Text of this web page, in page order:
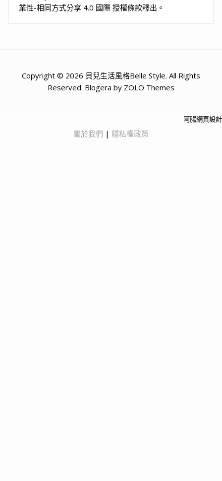
業性-相同方式分享 4.0 國際 授權條款釋出。
Copyright © 2026 貝兒生活風格Belle Style. All Rights
Reserved. Blogera by ZOLO Themes
阿腸網頁設計
關於我們 | 隱私權政策